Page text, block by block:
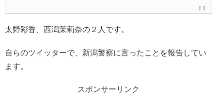
太野彩香、西潟茉莉奈の２人です。
自らのツイッターで、新潟警察に言ったことを報告してい
ます。
スポンサーリンク